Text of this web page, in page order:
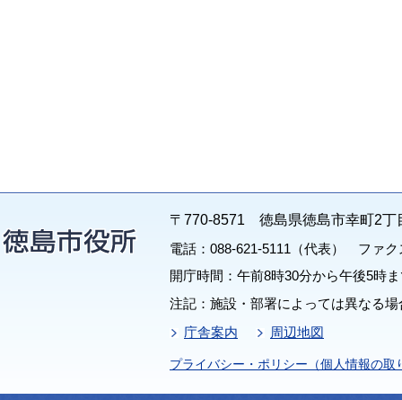
〒770-8571 徳島県徳島市幸町2丁
電話：088-621-5111（代表） ファク
開庁時間：午前8時30分から午後5時
注記：施設・部署によっては異なる
庁舎案内
周辺地図
プライバシー・ポリシー（個人情報の取